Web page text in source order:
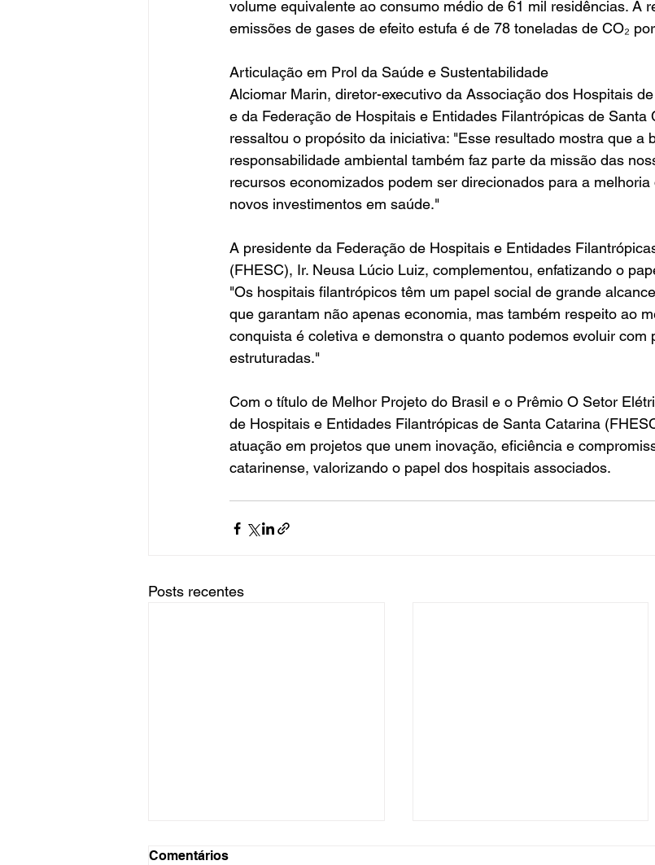
volume equivalente ao consumo médio de 61 mil residências. A
emissões de gases de efeito estufa é de 78 toneladas de CO₂
Articulação em Prol da Saúde e Sustentabilidade
Alciomar Marin, diretor-executivo da Associação dos Hospitais
e da Federação de Hospitais e Entidades Filantrópicas de Santa
ressaltou o propósito da iniciativa: "Esse resultado mostra que a
responsabilidade ambiental também faz parte da missão das
recursos economizados podem ser direcionados para a
novos investimentos em saúde."
A presidente da Federação de Hospitais e Entidades
(FHESC), Ir. Neusa Lúcio Luiz, complementou, enfatizando o
"Os hospitais filantrópicos têm um papel social de grande
que garantam não apenas economia, mas também respeito ao
conquista é coletiva e demonstra o quanto podemos evoluir com
estruturadas."
Com o título de Melhor Projeto do Brasil e o Prêmio O Setor
de Hospitais e Entidades Filantrópicas de Santa Catarina
atuação em projetos que unem inovação, eficiência e
catarinense, valorizando o papel dos hospitais associados.
Posts recentes
Comentários